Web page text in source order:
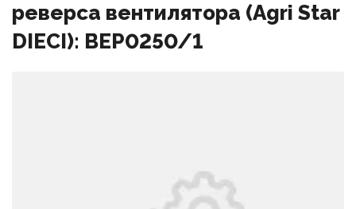
реверса вентилятора (Agri Star
DIECI): BEP0250/1